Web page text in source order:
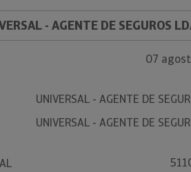
- AGENTE DE SEGUROS
07
UNIVERSAL - AGENTE DE
UNIVERSAL - AGENTE DE